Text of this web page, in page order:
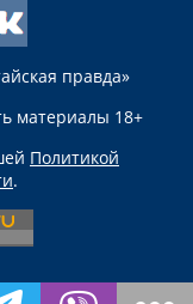
правда»
материалы 18+
Политикой
.